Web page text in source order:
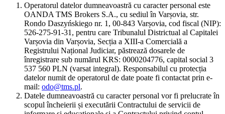
Operatorul datelor dumneavoastră cu caracter personal este
OANDA TMS Brokers S.A., cu sediul în Varșovia, str.
Rondo Daszyńskiego nr. 1, 00-843 Varșovia, cod fiscal (NIP):
526-275-91-31, pentru care Tribunalul Districtual al Capitalei
Varșovia din Varșovia, Secția a XIII-a Comercială a
Registrului Național Judiciar, păstrează dosarele de
înregistrare sub numărul KRS: 0000204776, capital social 3
537 560 PLN (varsat integral). Responsabilul cu protecția
datelor numit de operatorul de date poate fi contactat prin e-
mail: odo@tms.pl.
Datele dumneavoastră cu caracter personal vor fi prelucrate în
scopul încheierii și executării Contractului de servicii de